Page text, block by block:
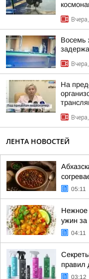
Восемь
На
ЛЕНТА НОВОСТЕЙ
05:11
Нежное
ужин за
04:11
правил
03:12